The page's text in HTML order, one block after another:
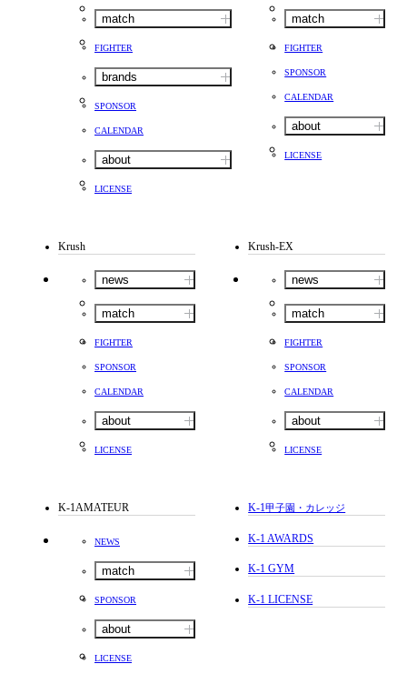
match
FIGHTER
brands
SPONSOR
CALENDAR
about
LICENSE
match
FIGHTER
SPONSOR
CALENDAR
about
LICENSE
Krush
news
match
FIGHTER
SPONSOR
CALENDAR
about
LICENSE
Krush-EX
news
match
FIGHTER
SPONSOR
CALENDAR
about
LICENSE
K-1AMATEUR
NEWS
match
SPONSOR
about
LICENSE
K-1甲子園・カレッジ
K-1 AWARDS
K-1 GYM
K-1 LICENSE